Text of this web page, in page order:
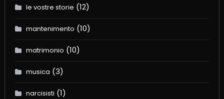
le vostre storie (12)
mantenimento (10)
matrimonio (10)
musica (3)
narcisisti (1)